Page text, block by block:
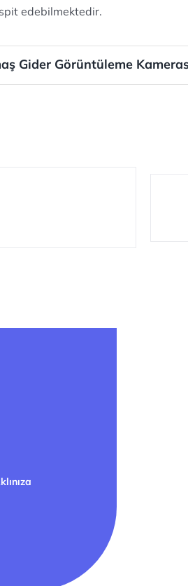
edebilmektedir.
Gider Görüntüleme